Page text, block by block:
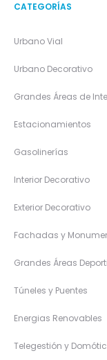
CATEGORÍAS
Urbano Vial
Urbano Decorativo
Grandes Áreas de
Estacionamientos
Gasolinerías
Interior Decorativo
Exterior Decorativo
Fachadas y
Grandes Áreas
Túneles y Puentes
Energias Renovables
Telegestión y